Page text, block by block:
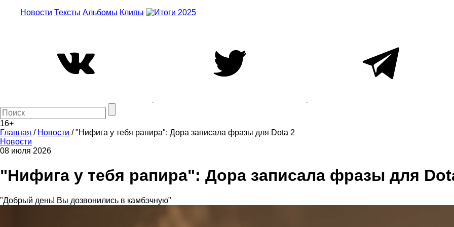
Новости Тексты Альбомы Клипы
16+
Главная / Новости /"Нифига у тебя рапира": Дора записала фразы для Dota 2
Новости
08 июля 2026
"Нифига у тебя рапира": Дора записала фразы для
"Добрый день! Вы дозвонились в камбэчную"